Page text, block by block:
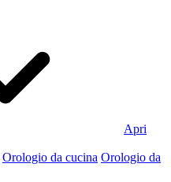
Apri
Orologio da cucina Orologio da